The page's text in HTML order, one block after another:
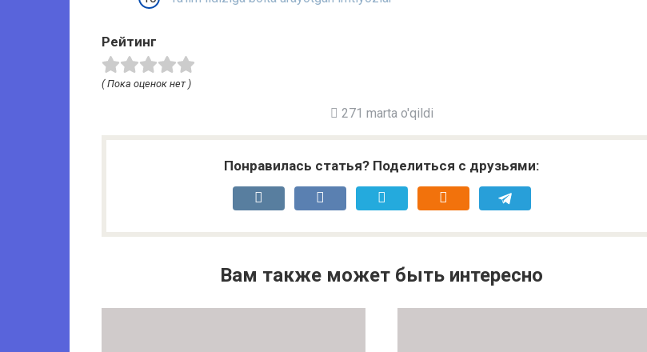
Рейтинг
( Пока оценок нет )
271 marta o'qildi
Понравилась статья? Поделиться с друзьями:
Вам также может быть интересно